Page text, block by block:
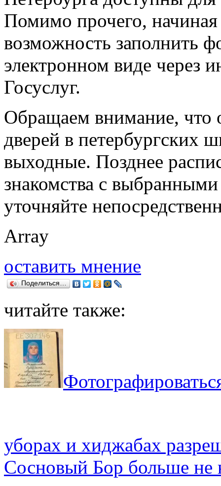
Помимо прочего, начиная
возможность заполнить
электронном виде через
Госуслуг.
Обращаем внимание, что
дверей в петербургских
выходные. Позднее
знакомства с
уточняйте
Array
оставить мнение
Поделиться…
читайте также:
уборах и хиджабах
Сосновый Бор больше не